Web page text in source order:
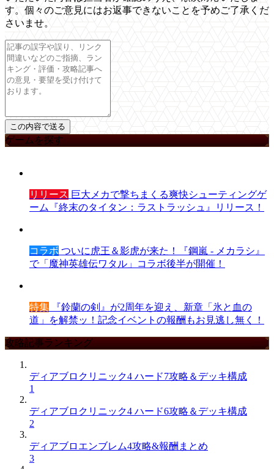
す。個々のご意見にはお返事できないことを予めご了承くだ
さいませ。
ゲームを探す
リリース 巨大メカで撃ちまくる爽快シューティングゲ
ーム『終末のタイタン：ラストラッシュ』リリース！
コラボ ついに虎王＆影虎が来た！『鋼嵐 - メカラシ』
で「魔神英雄伝ワタル」コラボ後半が開催！
特集 『鈴蘭の剣』が2周年を迎え、新章「氷と血の
道」を解禁ッ！記念イベントの報酬もお見逃し無く！
攻略記事ランキング
ディアブロクリニック4 ハード7攻略＆デッキ構成
1
ディアブロクリニック4 ハード6攻略＆デッキ構成
2
ディアブロエンブレム4攻略&報酬まとめ
3